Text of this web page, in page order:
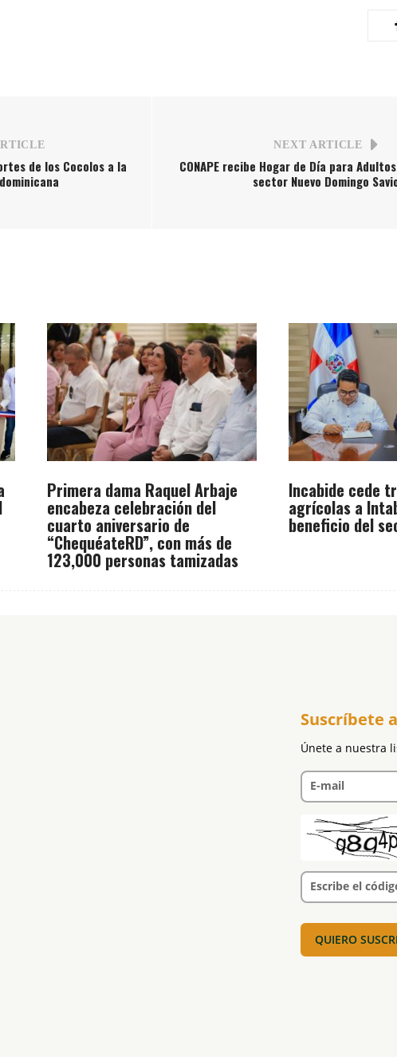
de los Cocolos a la
NEXT ARTICLE
CONAPE recibe Hogar de Día para
sector Nuevo Domingo
Primera dama Raquel Arbaje
encabeza celebración del
cuarto aniversario de
“ChequéateRD”, con más de
123,000 personas tamizadas
Incabide cede
agrícolas a
beneficio del
Suscríbete
Únete a nuestra
E-mail
Escribe el